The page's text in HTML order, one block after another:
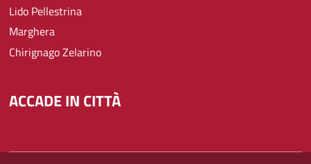
Lido Pellestrina
Marghera
Chirignago Zelarino
ACCADE IN CITTÀ